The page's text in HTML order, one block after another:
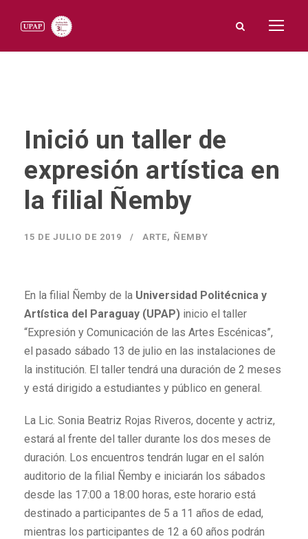
Inició un taller de
expresión artística en
la filial Ñemby
15 DE JULIO DE 2019 ARTE, ÑEMBY
En la filial Ñemby de la Universidad Politécnica y
Artística del Paraguay (UPAP) inicio el taller
“Expresión y Comunicación de las Artes Escénicas”,
el pasado sábado 13 de julio en las instalaciones de
la institución. El taller tendrá una duración de 2 meses
y está dirigido a estudiantes y público en general.
La Lic. Sonia Beatriz Rojas Riveros, docente y actriz,
estará al frente del taller durante los dos meses de
duración. Los encuentros tendrán lugar en el salón
auditorio de la filial Ñemby e iniciarán los sábados
desde las 17:00 a 18:00 horas, este horario está
destinado a participantes de 5 a 11 años de edad,
mientras los participantes de 12 a 60 años podrán